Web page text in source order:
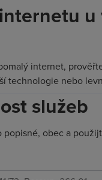
u
internet,
technologie nebo
služeb
obec a